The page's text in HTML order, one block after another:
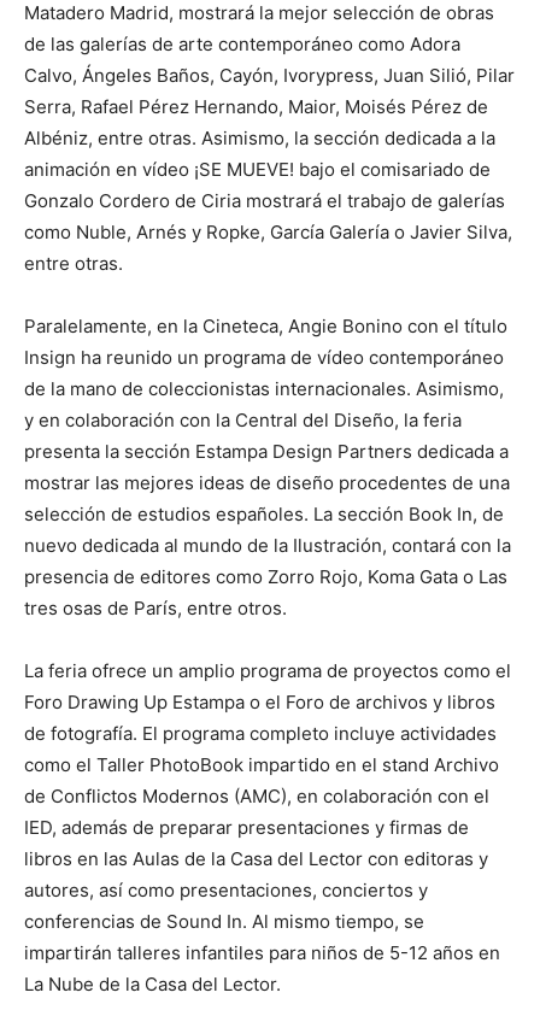
Matadero Madrid, mostrará la mejor selección de obras
de las galerías de arte contemporáneo como Adora
Calvo, Ángeles Baños, Cayón, Ivorypress, Juan Silió, Pilar
Serra, Rafael Pérez Hernando, Maior, Moisés Pérez de
Albéniz, entre otras. Asimismo, la sección dedicada a la
animación en vídeo ¡SE MUEVE! bajo el comisariado de
Gonzalo Cordero de Ciria mostrará el trabajo de galerías
como Nuble, Arnés y Ropke, García Galería o Javier Silva,
entre otras.
Paralelamente, en la Cineteca, Angie Bonino con el título
Insign ha reunido un programa de vídeo contemporáneo
de la mano de coleccionistas internacionales. Asimismo,
y en colaboración con la Central del Diseño, la feria
presenta la sección Estampa Design Partners dedicada a
mostrar las mejores ideas de diseño procedentes de una
selección de estudios españoles. La sección Book In, de
nuevo dedicada al mundo de la Ilustración, contará con la
presencia de editores como Zorro Rojo, Koma Gata o Las
tres osas de París, entre otros.
La feria ofrece un amplio programa de proyectos como el
Foro Drawing Up Estampa o el Foro de archivos y libros
de fotografía. El programa completo incluye actividades
como el Taller PhotoBook impartido en el stand Archivo
de Conflictos Modernos (AMC), en colaboración con el
IED, además de preparar presentaciones y firmas de
libros en las Aulas de la Casa del Lector con editoras y
autores, así como presentaciones, conciertos y
conferencias de Sound In. Al mismo tiempo, se
impartirán talleres infantiles para niños de 5-12 años en
La Nube de la Casa del Lector.